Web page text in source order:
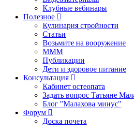
Клубные вебинары
Полезное
Кулинария стройности
Статьи
Возьмите на вооружение
МММ
Публикации
Дети и здоровое питание
Консультация
Кабинет остеопата
Задать вопрос Татьяне
Блог "Малахова минус"
Форум
Доска почета